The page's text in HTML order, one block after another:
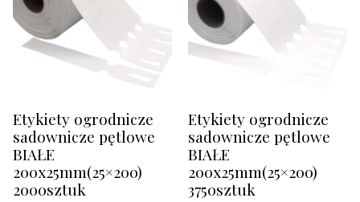
Etykiety ogrodnicze
sadownicze pętlowe
BIAŁE
200x25mm(25×200)
2000sztuk
Etykiety ogrodnicze
sadownicze pętlowe
BIAŁE
200x25mm(25×200)
3750sztuk